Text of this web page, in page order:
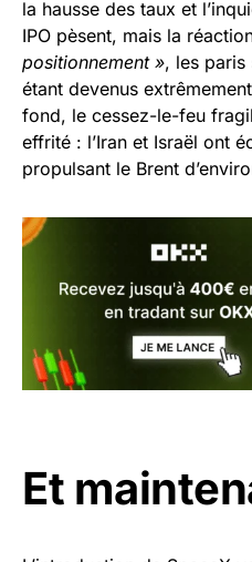
la hausse des taux et
IPO pèsent, mais la
positionnement », les paris
étant devenus
fond, le cessez-le-feu
effrité : l’Iran et Israël ont
propulsant le Brent
Et